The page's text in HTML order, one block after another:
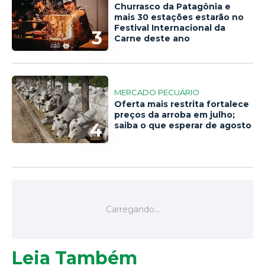
3
Churrasco da Patagônia e
mais 30 estações estarão no
Festival Internacional da
Carne deste ano
4
MERCADO PECUÁRIO
Oferta mais restrita fortalece
preços da arroba em julho;
saiba o que esperar de agosto
Leia Também